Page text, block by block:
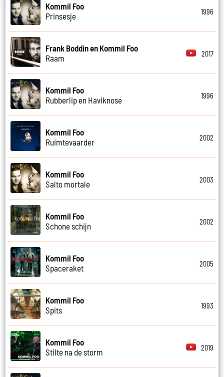
Kommil Foo
Prinsesje
1996
Frank Boddin en Kommil Foo
Raam
2017
Kommil Foo
Rubberlip en Haviknose
1996
Kommil Foo
Ruimtevaarder
2002
Kommil Foo
Salto mortale
2003
Kommil Foo
Schone schijn
2002
Kommil Foo
Spaceraket
2005
Kommil Foo
Spits
1993
Kommil Foo
Stilte na de storm
2019